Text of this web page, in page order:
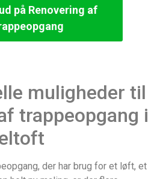
på Renovering af
muligheder til
trappeopgang i
der har brug for et løft, et